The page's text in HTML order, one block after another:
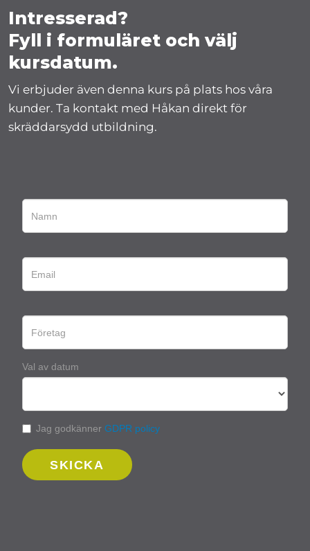
Intresserad?
Fyll i formuläret och välj
kursdatum.
Vi erbjuder även denna kurs på plats hos våra
kunder. Ta kontakt med Håkan direkt för
skräddarsydd utbildning.